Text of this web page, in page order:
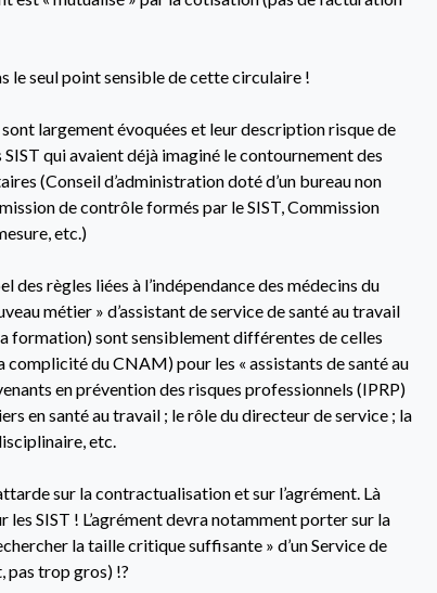
le seul point sensible de cette circulaire !
largement évoquées et leur description risque de
qui avaient déjà imaginé le contournement des
(Conseil d’administration doté d’un bureau non
de contrôle formés par le SIST, Commission
etc.)
des règles liées à l’indépendance des médecins du
métier » d’assistant de service de santé au travail
formation) sont sensiblement différentes de celles
complicité du CNAM) pour les « assistants de santé au
en prévention des risques professionnels (IPRP)
en santé au travail ; le rôle du directeur de service ; la
etc.
sur la contractualisation et sur l’agrément. Là
les SIST ! L’agrément devra notamment porter sur la
la taille critique suffisante » d’un Service de
pas trop gros) !?